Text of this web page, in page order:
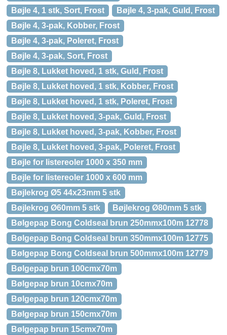
Bøjle 4, 1 stk, Sort, Frost
Bøjle 4, 3-pak, Guld, Frost
Bøjle 4, 3-pak, Kobber, Frost
Bøjle 4, 3-pak, Poleret, Frost
Bøjle 4, 3-pak, Sort, Frost
Bøjle 8, Lukket hoved, 1 stk, Guld, Frost
Bøjle 8, Lukket hoved, 1 stk, Kobber, Frost
Bøjle 8, Lukket hoved, 1 stk, Poleret, Frost
Bøjle 8, Lukket hoved, 3-pak, Guld, Frost
Bøjle 8, Lukket hoved, 3-pak, Kobber, Frost
Bøjle 8, Lukket hoved, 3-pak, Poleret, Frost
Bøjle for listereoler 1000 x 350 mm
Bøjle for listereoler 1000 x 600 mm
Bøjlekrog Ø5 44x23mm 5 stk
Bøjlekrog Ø60mm 5 stk
Bøjlekrog Ø80mm 5 stk
Bølgepap Bong Coldseal brun 250mmx100m 12778
Bølgepap Bong Coldseal brun 350mmx100m 12775
Bølgepap Bong Coldseal brun 500mmx100m 12779
Bølgepap brun 100cmx70m
Bølgepap brun 10cmx70m
Bølgepap brun 120cmx70m
Bølgepap brun 150cmx70m
Bølgepap brun 15cmx70m